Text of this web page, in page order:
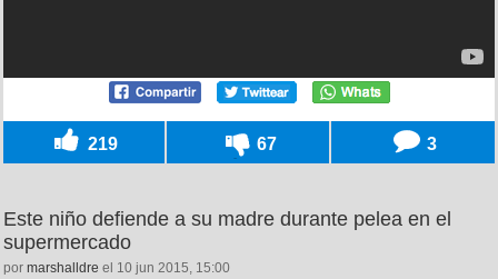
219 67 3
Este niño defiende a su madre durante pelea en el
supermercado
por marshalldre el 10 jun 2015, 15:00